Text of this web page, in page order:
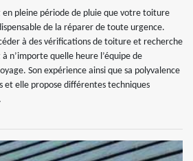
en pleine période de pluie que votre toiture
de la réparer de toute urgence.
à des vérifications de toiture et recherche
n’importe quelle heure l’équipe de
Son expérience ainsi que sa polyvalence
et elle propose différentes techniques